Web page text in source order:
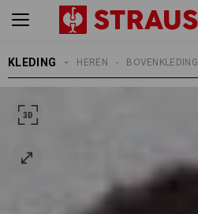
KLEDING BOVENKLEDING
HEREN